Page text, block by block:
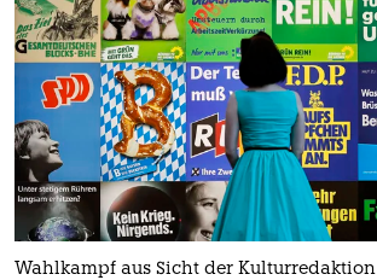
Wahlkampf aus Sicht der Kulturredaktion